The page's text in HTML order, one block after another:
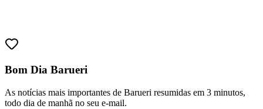
Bom Dia Barueri
As notícias mais importantes de Barueri resumidas em 3 minutos,
todo dia de manhã no seu e-mail.